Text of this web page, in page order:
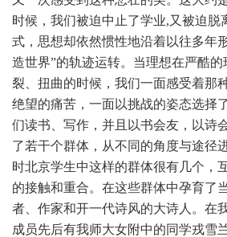
时候，我们被迫中止了学业,又被迫脱
式，思想却依然惯性地沿着以往多年
造世界”的轨迹运转。当理想在严酷
裂、扭曲的时候，我们一面感受着那
绝望的痛苦，一面以挑战的姿态选择
们读书、写作，并且以书会友，以诗
了若干个群体，从不同的角度与途径
时北京学生中这样的群体很有几个，
的接触和重合。在这些群体中孕育了
者、作家和开一代诗风的大诗人。在
成员先后有我师大女附中的同学戎雪